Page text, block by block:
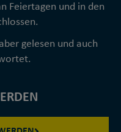
Feiertagen und in den
gelesen und auch